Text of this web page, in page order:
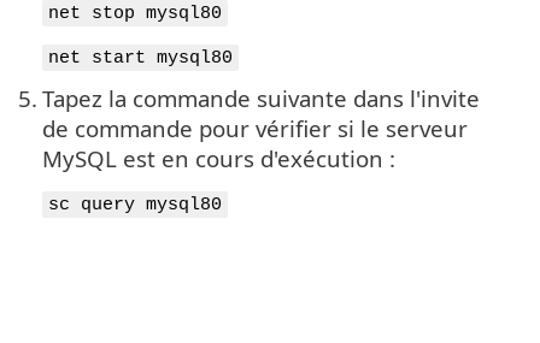
net stop mysql80
net start mysql80
5. Tapez la commande suivante dans l'invite
de commande pour vérifier si le serveur
MySQL est en cours d'exécution :
sc query mysql80